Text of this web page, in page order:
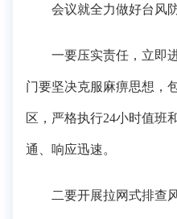
会议就全力做好台风防
一要压实责任，立即进
门要坚决克服麻痹思想，
区，严格执行24小时值班
通、响应迅速。
二要开展拉网式排查风